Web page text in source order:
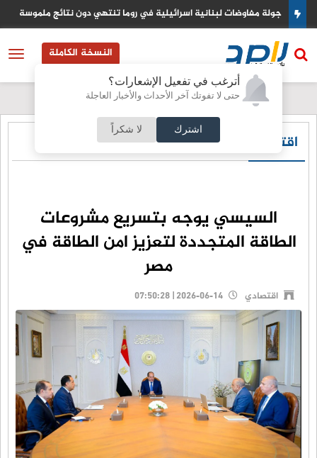
أترغب في تفعيل الإشعارات؟
حتى لا تفوتك آخر الأحداث والأخبار العاجلة
اشترك لا شكراً
جولة مفاوضات لبنانية اسرائيلية في روما تنتهي دون نتائج ملموسة
النسخة الكاملة
اقتصادي
السيسي يوجه بتسريع مشروعات
الطاقة المتجددة لتعزيز امن الطاقة في
مصر
اقتصادي